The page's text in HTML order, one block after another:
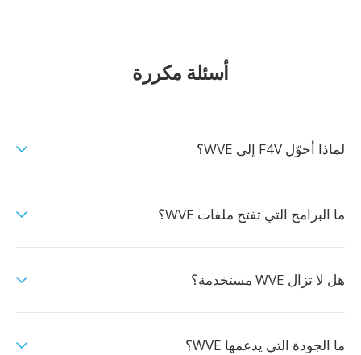
أسئلة مكررة
لماذا أحوّل F4V إلى WVE؟
ما البرامج التي تفتح ملفات WVE؟
هل لا تزال WVE مستخدمة؟
ما الجودة التي يدعمها WVE؟